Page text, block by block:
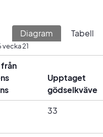
Diagram Tabell
21
från
Upptaget
gödselkväve
33